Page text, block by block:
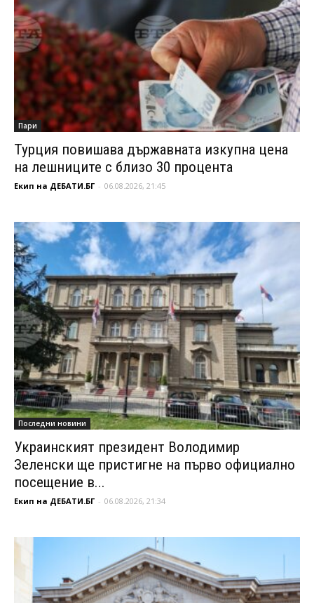
Пари
Турция повишава държавната изкупна цена
на лешниците с близо 30 процента
Екип на ДЕБАТИ.БГ - 06.08.2026, 21:45
Последни новини
Украинският президент Володимир
Зеленски ще пристигне на първо официално
посещение в...
Екип на ДЕБАТИ.БГ - 06.08.2026, 21:34